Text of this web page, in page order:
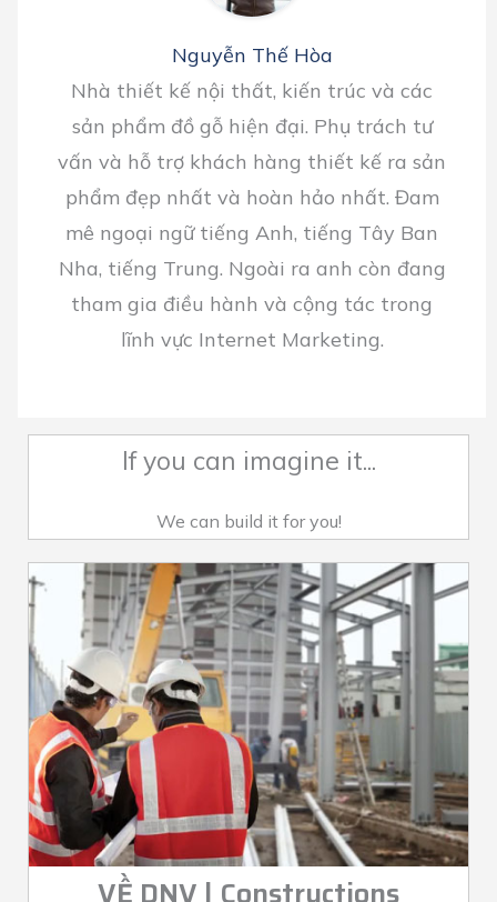
Nguyễn Thế Hòa
Nhà thiết kế nội thất, kiến trúc và các
sản phẩm đồ gỗ hiện đại. Phụ trách tư
vấn và hỗ trợ khách hàng thiết kế ra sản
phẩm đẹp nhất và hoàn hảo nhất. Đam
mê ngoại ngữ tiếng Anh, tiếng Tây Ban
Nha, tiếng Trung. Ngoài ra anh còn đang
tham gia điều hành và cộng tác trong
lĩnh vực Internet Marketing.
If you can imagine it...
We can build it for you!